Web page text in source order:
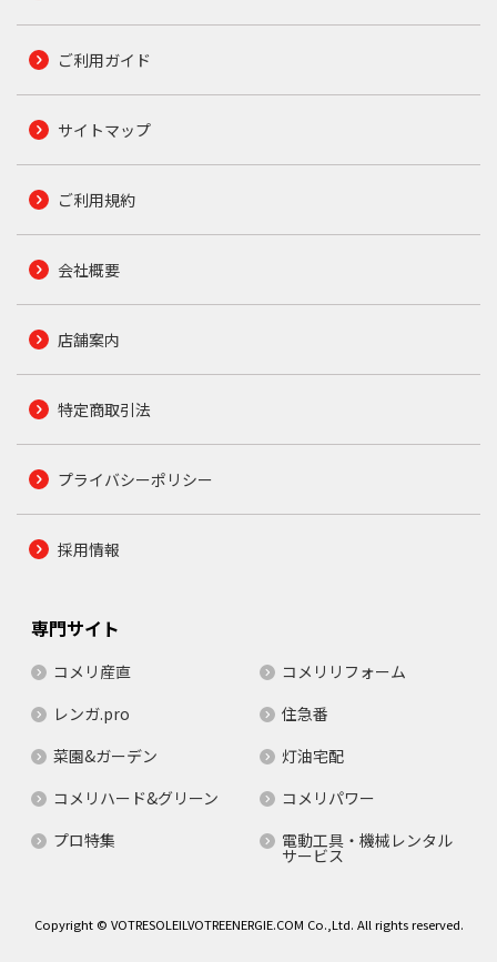
ご利用ガイド
サイトマップ
ご利用規約
会社概要
店舗案内
特定商取引法
プライバシーポリシー
採用情報
専門サイト
コメリ産直
コメリリフォーム
レンガ.pro
住急番
菜園&ガーデン
灯油宅配
コメリハード&グリーン
コメリパワー
プロ特集
電動工具・機械レンタル
サービス
Copyright © VOTRESOLEILVOTREENERGIE.COM Co.,Ltd. All rights reserved.